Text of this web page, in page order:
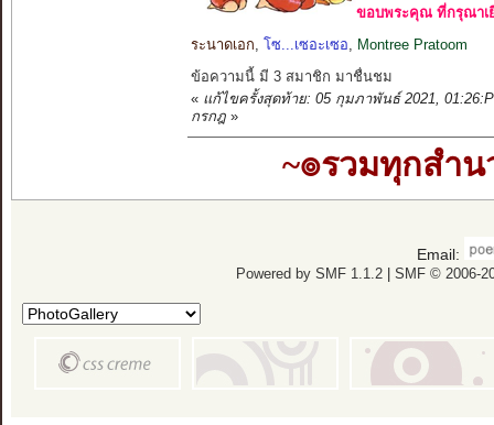
ขอบพระคุณ ที่กรุณาเ
ระนาดเอก โซ...เซอะเซอ
Montree Pratoom
ข้อความนี้ มี 3 สมาชิก มาชื่นชม
« แก้ไขครั้งสุดท้าย: 05 กุมภาพันธ์ 2021,
กรกฎ»
~๏รวมทุกสำ
Email:
Powered by SMF 1.1.2| SMF © 2006-